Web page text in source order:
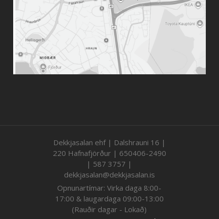
Dekkjasalan ehf | Dalshrauni 16 |
220 Hafnafjörður | 650406-2490
| 587 3757 |
dekkjasalan@dekkjasalan.is
Opnunartímar: Virka daga 8:00-
17:00 & laugardaga 09:00-13:00
(Rauðir dagar - Lokað)